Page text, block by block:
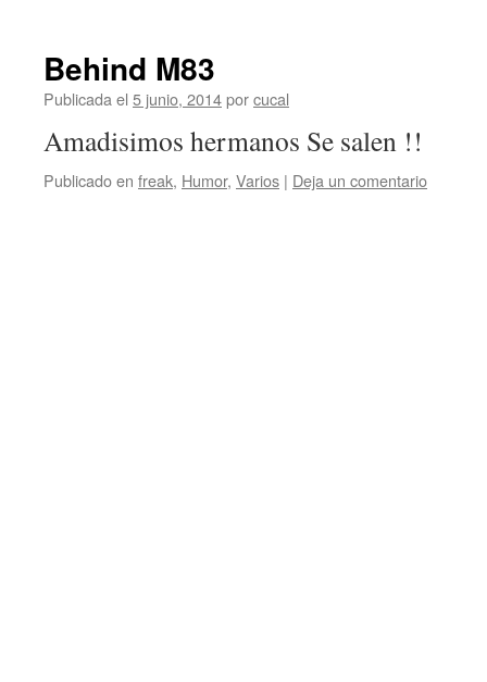
Behind M83
Publicada el 5 junio, 2014porcucal
Amadisimos hermanos Se salen !!
Publicado en freak, Humor, Varios | Deja un comentario